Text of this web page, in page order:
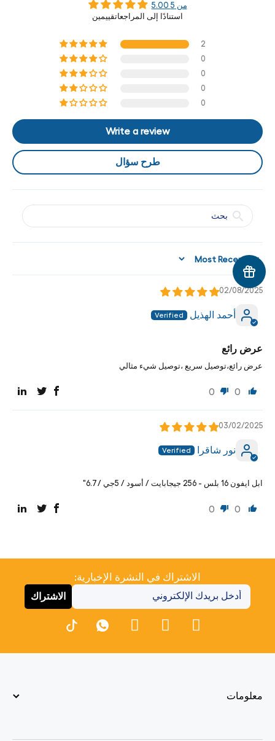
5.00 من 5
استنادًا إلى المراجعاتقييمين
2
0
0
0
0
Write a review
طرح سؤال
Sort by
02/08/2025
أحمد الهذيل
عرض رائع
عرض رائع،توصيل سريع ،توصيل شيء مثالي
0
0
03/02/2025
نور شاقرا
ابل ايفون 16 بلس - 256 جيجابايت / أسود / 5جي / 6.7"
0
0
الاشتراك في النشرة الإخبارية:
الاشتراك
معلومات